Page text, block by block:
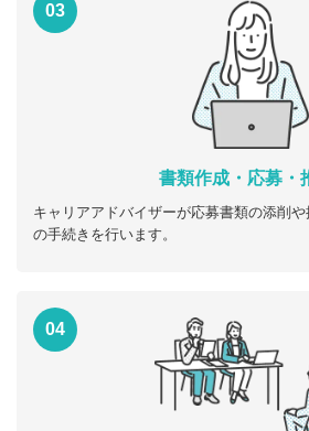
03
書類作成・応募・
キャリアアドバイザーが応募書類の添削
の手続きを行います。
04